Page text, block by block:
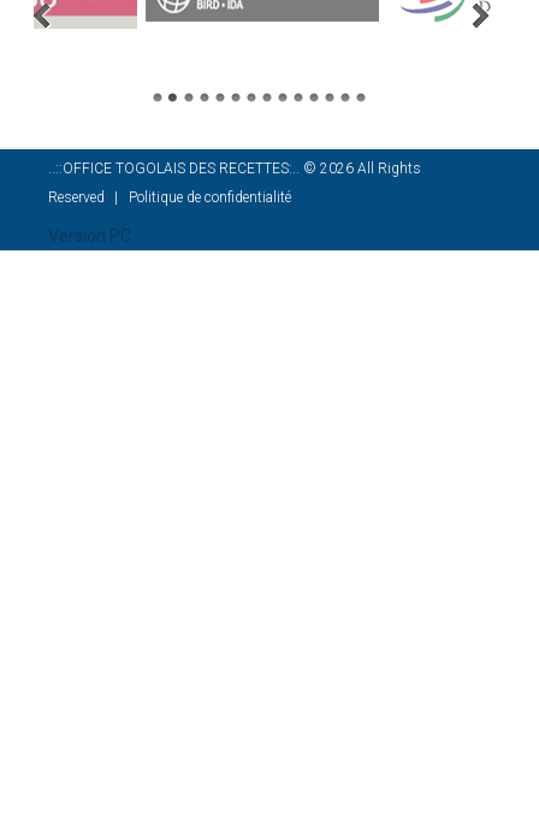
..::OFFICE TOGOLAIS DES RECETTES:.. © 2026 All Rights
Reserved
Politique de confidentialité
Version PC